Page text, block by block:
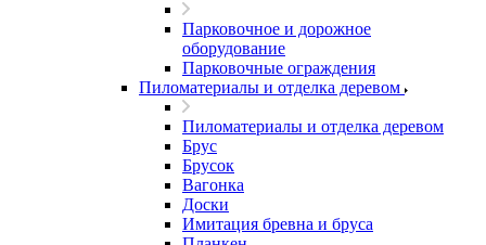
Парковочное и дорожное
оборудование
Парковочные ограждения
Пиломатериалы и отделка деревом
Пиломатериалы и отделка деревом
Брус
Брусок
Вагонка
Доски
Имитация бревна и бруса